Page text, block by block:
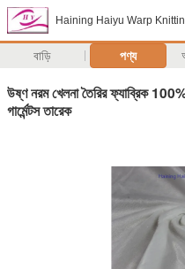
Haining Haiyu Warp
বাড়ি পণ্য
উষ্ণ নরম খেলনা তৈরির ফ্যাব্রিক
গার্মেন্টস তারেক